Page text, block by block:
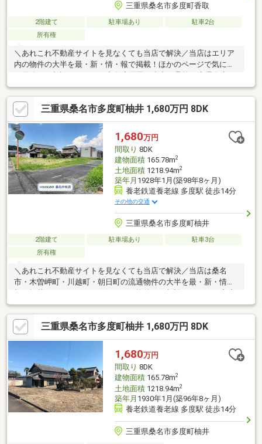
三重県桑名市多度町香取
2階建て 駐車場あり
駐車2台
所有権
＼あれこれ不動産サイトを見なくても当店で解決／当店はエリア
内の物件の大半を最・新・情・報で掲載！ほかのページで気にな
ミュニティバス「香取南」停 徒歩約4分◆家事効率の良い2Way
キッチン◆居室6帖以上が4部屋◆2台駐車可能※写真をクリックす
ると、詳細をご覧いただけます。＝＝＝＝＝＝＝＝＝＝＝＝＝＝
＝＝＝＝＝《ぜひ、現地をご見学してみてください》やはり「立
地」は重要です。現地見学で「立地」をリアルに体感してみてく
ださい。＝＝＝＝＝＝＝＝＝＝＝＝＝＝＝＝＝＝＝
三重県桑名市多度町柚井 1,680万円 8DK
1,680万円
間取り 8DK
建物面積165.78m2
土地面積1218.94m2
築年月 1928年1月(築98年8ヶ月)
養老鉄道養老線 多度駅 徒歩14分
その他の交通
三重県桑名市多度町柚井
2階建て 駐車場あり
駐車3台
所有権
＼あれこれ不動産サイトを見なくても当店で解決／当店は桑名
市・木曽岬町・川越町・朝日町の流通物件の大半を最・新・情・
中一貫校「多度学園」◆Kバス「柚井宇賀神社前」停まで徒歩約6
分◆駐車4台以上可能◆8DK+3LDK◆閑静な住宅街※写真をクリッ
クすると、詳細をご覧いただけます。＝＝＝＝＝＝＝＝＝＝＝＝
＝＝＝＝＝＝＝＝＝＝＝＝＝《失敗しない住宅ローン選び！》豊
富な銀行金利情報を持っていますので、お客様の安心ゆとりのあ
る資金計画をご提案できます。＝＝＝＝＝＝＝＝＝＝＝＝＝＝＝
＝＝＝＝＝＝＝＝＝＝
三重県桑名市多度町柚井 1,680万円 8DK
1,680万円
間取り 8DK
建物面積165.78m2
土地面積1218.94m2
築年月 1930年1月(築96年8ヶ月)
養老鉄道養老線 多度駅 徒歩14分
三重県桑名市多度町柚井